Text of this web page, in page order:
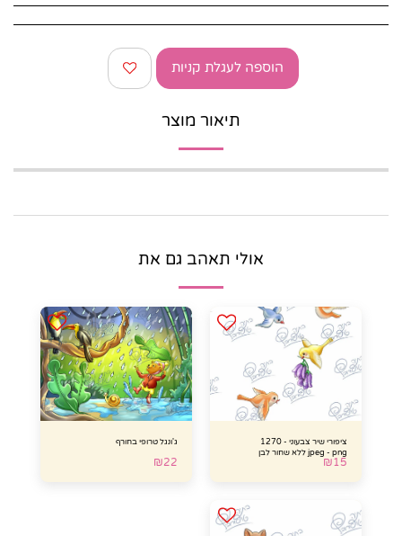
הוספה לעגלת קניות
תיאור מוצר
אולי תאהב גם את
ציפורי שיר צבעוני - 1270
jpeg - png ללא שחור לבן
₪15
ג'ונגל טרופי בחורף
₪22